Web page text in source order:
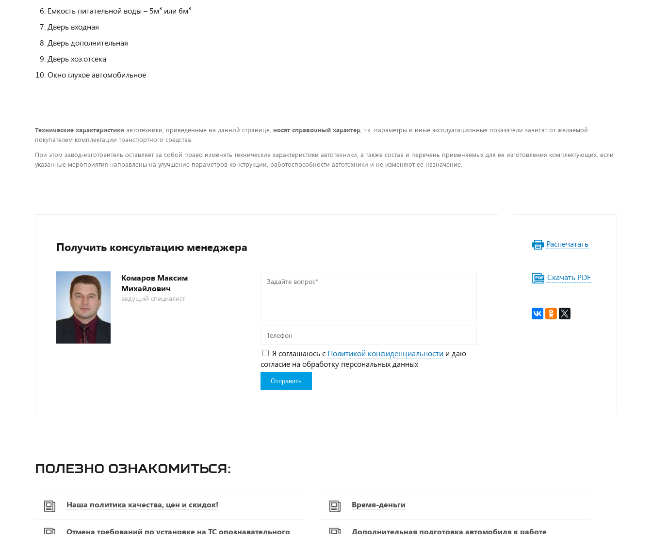
Емкость питательной воды – 5м³ или 6м³
Дверь входная
Дверь дополнительная
Дверь хоз.отсека
Окно глухое автомобильное
Технические характеристики автотехники, приведенные на данной странице, носят справочный характер, т.к. параметры и иные эксплуатационные показатели зависят от желаемой
покупателем комплектации транспортного средства.
При этом завод-изготовитель оставляет за собой право изменять технические характеристики автотехники, а также состав и перечень применяемых для ее изготовления комплектующих, если
указанные мероприятия направлены на улучшение параметров конструкции, работоспособности автотехники и не изменяют ее назначение.
Получить консультацию менеджера
Комаров Максим
Михайлович
ведущий специалист
Задайте
Телефон
Я соглашаюсь с Политикой конфиденциальности и даю
согласие на обработку персональных данных
Распечатать
Скачать PDF
Полезно ознакомиться:
Наша политика качества, цен и скидок! Время-деньги
Отмена требований по установке на ТС опознавательного Дополнительная подготовка автомобиля к работе